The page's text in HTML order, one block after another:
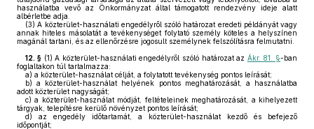
használatba vevő az Önkormányzat által támogatott rendezvény ideje alatt
albérletbe adja.
(3) A közterület-használati engedélyről szóló határozat eredeti példányát vagy
annak hiteles másolatát a tevékenységet folytató személy köteles a helyszínen
magánál tartani, és az ellenőrzésre jogosult személynek felszólításra felmutatni.
12. § (1) A közterület-használati engedélyről szóló határozat az Ákr. 81. §-ban
foglaltakon túl tartalmazza:
a) a közterület-használat célját, a folytatott tevékenység pontos leírását;
b) a közterület-használat helyének pontos meghatározását, a használatba
adott közterület nagyságát;
c) a közterület-használat módját, feltételeinek meghatározását, a kihelyezett
tárgyak, telepítésre kerülő növényzet pontos leírását;
d) az engedély időtartamát, a közterület-használat kezdő és befejező
időpontját;